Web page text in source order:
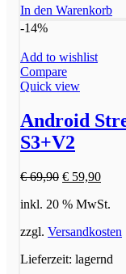
In den Warenkorb
-14%
Add to wishlist
Compare
Quick view
Android
S3+V2
€69,90
war:
€ 59,90
ist:
inkl. 20 % MwSt.
zzgl. Versandkosten
Lieferzeit: lagernd